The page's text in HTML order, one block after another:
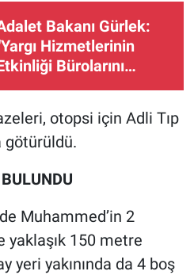
Bakanı Gürlek:
Hizmetlerinin
Bürolarını
otopsi için Adli Tıp
götürüldü.
Muhammed’in 2
yaklaşık 150 metre
yeri yakınında da 4 boş